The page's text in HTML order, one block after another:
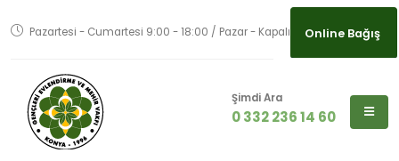
Pazartesi - Cumartesi 9:00 - 18:00 / Pazar - Kapalı Online Bağış
Şimdi Ara
0 332 236 14 60